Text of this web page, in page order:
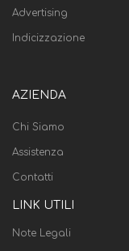
Advertising
Indicizzazione
AZIENDA
Chi Siamo
Assistenza
Contatti
LINK UTILI
Note Legali